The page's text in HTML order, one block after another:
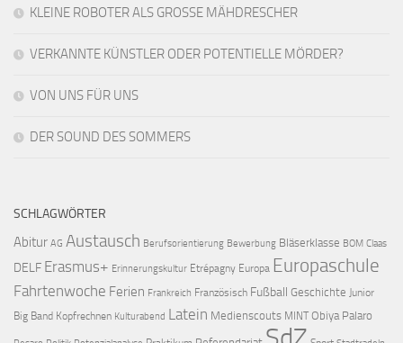
KLEINE ROBOTER ALS GROSSE MÄHDRESCHER
VERKANNTE KÜNSTLER ODER POTENTIELLE MÖRDER?
VON UNS FÜR UNS
DER SOUND DES SOMMERS
SCHLAGWÖRTER
Abitur AG Austausch Berufsorientierung Bewerbung Bläserklasse BOM Claas
DELF Erasmus+ Erinnerungskultur Etrépagny Europa Europaschule
Fahrtenwoche Ferien Frankreich Französisch Fußball Geschichte Junior
Big Band Kopfrechnen Kulturabend Latein Medienscouts MINT Obiya Palaro